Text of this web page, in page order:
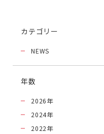
カテゴリー
NEWS
年数
2026年
2024年
2022年